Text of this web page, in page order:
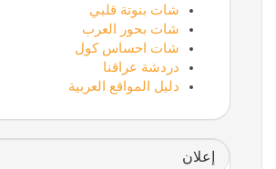
شات بنوتة قلبي
شات بحور العرب
شات احساس كول
دردشة عراقنا
دليل المواقع العربية
إعلان